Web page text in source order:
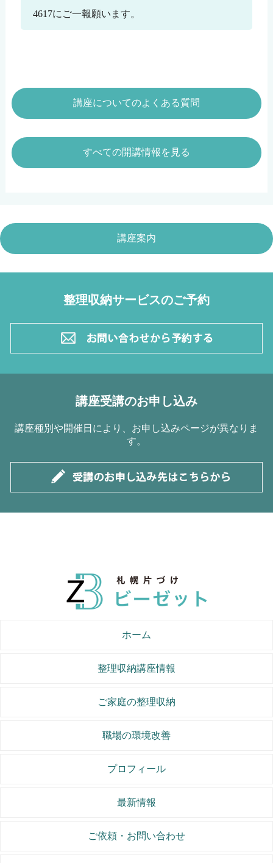
4617にご一報願います。
講座についてのよくある質問
すべての開講情報を見る
講座案内
整理収納サービスのご予約
講座受講のお申し込み
講座種別や開催日により、お申し込みページが異なりま
す。
ホーム
整理収納講座情報
ご家庭の整理収納
職場の環境改善
プロフィール
最新情報
ご依頼・お問い合わせ